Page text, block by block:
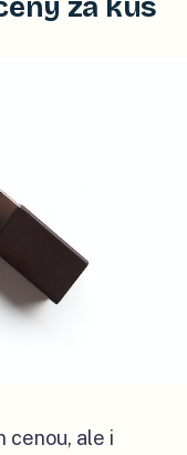
za kus
cenou, ale i